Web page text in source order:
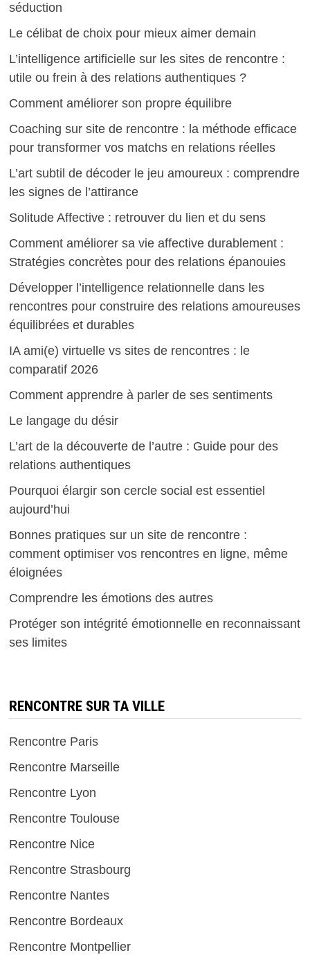
séduction
Le célibat de choix pour mieux aimer demain
L’intelligence artificielle sur les sites de rencontre :
utile ou frein à des relations authentiques ?
Comment améliorer son propre équilibre
Coaching sur site de rencontre : la méthode efficace
pour transformer vos matchs en relations réelles
L’art subtil de décoder le jeu amoureux : comprendre
les signes de l’attirance
Solitude Affective : retrouver du lien et du sens
Comment améliorer sa vie affective durablement :
Stratégies concrètes pour des relations épanouies
Développer l’intelligence relationnelle dans les
rencontres pour construire des relations amoureuses
équilibrées et durables
IA ami(e) virtuelle vs sites de rencontres : le
comparatif 2026
Comment apprendre à parler de ses sentiments
Le langage du désir
L’art de la découverte de l’autre : Guide pour des
relations authentiques
Pourquoi élargir son cercle social est essentiel
aujourd’hui
Bonnes pratiques sur un site de rencontre :
comment optimiser vos rencontres en ligne, même
éloignées
Comprendre les émotions des autres
Protéger son intégrité émotionnelle en reconnaissant
ses limites
RENCONTRE SUR TA VILLE
Rencontre Paris
Rencontre Marseille
Rencontre Lyon
Rencontre Toulouse
Rencontre Nice
Rencontre Strasbourg
Rencontre Nantes
Rencontre Bordeaux
Rencontre Montpellier